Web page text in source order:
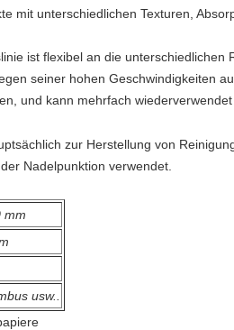
mit unterschiedlichen Texturen,
ist flexibel an die unterschiedlichen
seiner hohen Geschwindigkeiten
und kann mehrfach wiederverwendet
zur Herstellung von
Nadelpunktion verwendet.
mm
usw.